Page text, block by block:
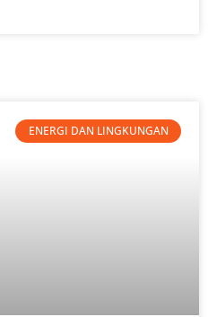
ENERGI DAN LINGKUNGAN